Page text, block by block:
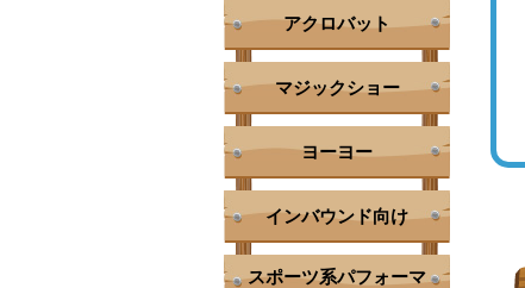
アクロバット
マジックショー
ヨーヨー
インバウンド向け
スポーツ系パフォーマ